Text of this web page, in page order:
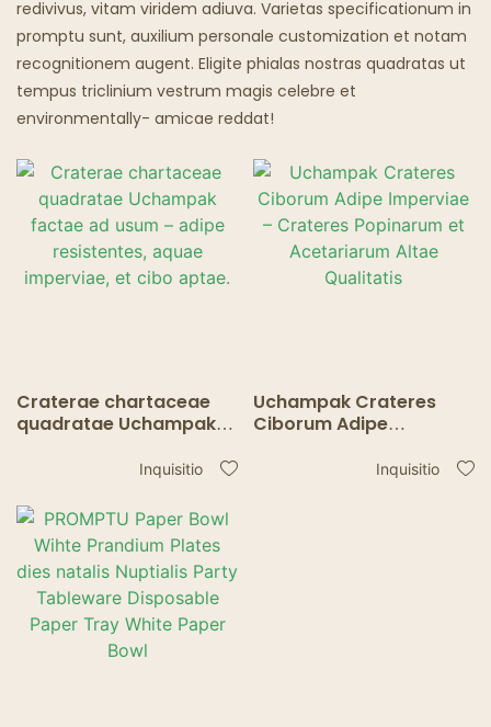
redivivus, vitam viridem adiuva. Varietas specificationum in
promptu sunt, auxilium personale customization et notam
recognitionem augent. Eligite phialas nostras quadratas ut
tempus triclinium vestrum magis celebre et
environmentally- amicae reddat!
Craterae chartaceae
quadratae Uchampak
resistentes, aquae
aptae.
Inquisitio
Uchampak Crateres
Ciborum Adipe
Inquisitio